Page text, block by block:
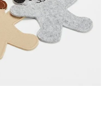
育てコラム
会社概要